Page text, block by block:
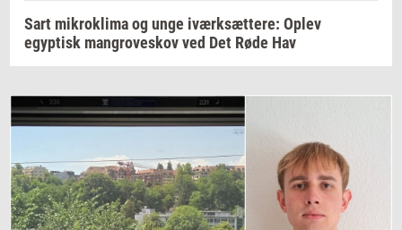
Sart mikroklima og unge iværksættere: Oplev
egyptisk mangroveskov ved Det Røde Hav